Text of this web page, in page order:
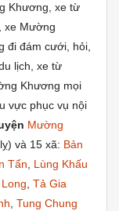
Khương, xe từ
xe Mường
đi đám cưới, hỏi,
lịch, xe từ
Khương mọi
vực phục vụ nội
Mường
và 15 xã: Bản
Tẩn, Lùng Khấu
, Tả Gia
, Tung Chung